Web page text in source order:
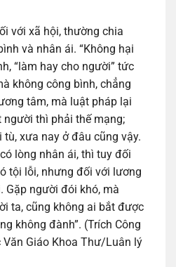
với xã hội, thường chia
và nhân ái. “Không hại
“làm hay cho người” tức
không công bình, chẳng
tâm, mà luật pháp lại
thì phải thế mạng;
xưa nay ở đâu cũng vậy.
lòng nhân ái, thì tuy đối
tội lỗi, nhưng đối với lương
Gặp người đói khó, mà
ta, cũng không ai bắt được
không đành”. (Trích Công
Văn Giáo Khoa Thư/Luân lý